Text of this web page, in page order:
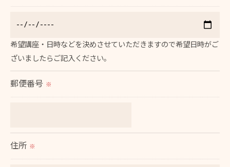
＜個人情報の開示･訂正・削除･利用停止の手続につ
いて＞
当社では、お客様の個人情報の開示･訂正･削除・利
用停止の手続を定めさせて頂いております。
ご本人である事を確認のうえ、対応させて頂きま
きにつきましては、お電話でお問合せ下さい。
希望講座・日時などを決めさせていただきますので希望日時がご
ざいましたらご記入ください。
郵便番号 ※
住所 ※